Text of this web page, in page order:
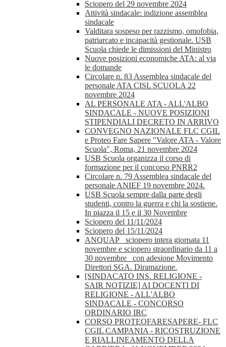
Sciopero del 29 novembre 2024
Attività sindacale: indizione assemblea
sindacale
Valditara sospeso per razzismo, omofobia,
patriarcato e incapacità gestionale. USB
Scuola chiede le dimissioni del Ministro
Nuove posizioni economiche ATA: al via
le domande
Circolare n. 83 Assemblea sindacale del
personale ATA CISL SCUOLA 22
novembre 2024
AL PERSONALE ATA - ALL'ALBO
SINDACALE - NUOVE POSIZIONI
STIPENDIALI DECRETO IN ARRIVO
CONVEGNO NAZIONALE FLC CGIL
e Proteo Fare Sapere "Valore ATA - Valore
Scuola", Roma, 21 novembre 2024
USB Scuola organizza il corso di
formazione per il concorso PNRR2
Circolare n. 79 Assemblea sindacale del
personale ANIEF 19 novembre 2024.
USB Scuola sempre dalla parte degli
studenti, contro la guerra e chi la sostiene.
In piazza il 15 e il 30 Novembre
Sciopero del 11/11/2024
Sciopero del 15/11/2024
ANQUAP_ sciopero intera giornata 11
novembre e sciopero straordinario da 11 a
30 novembre_ con adesione Movimento
Direttori SGA. Diramazione.
[SINDACATO INS. RELIGIONE -
SAIR NOTIZIE] AI DOCENTI DI
RELIGIONE - ALL'ALBO
SINDACALE - CONCORSO
ORDINARIO IRC
CORSO PROTEOFARESAPERE- FLC
CGIL CAMPANIA - RICOSTRUZIONE
E RIALLINEAMENTO DELLA